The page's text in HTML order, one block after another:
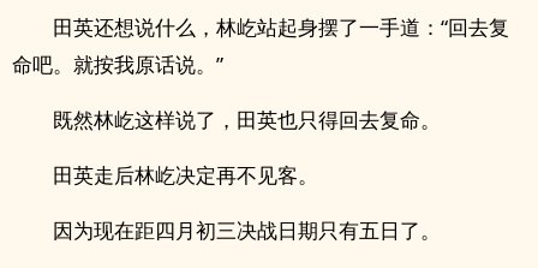
田英还想说什么，林屹站起身摆了一手道：“回去复
命吧。就按我原话说。”
既然林屹这样说了，田英也只得回去复命。
田英走后林屹决定再不见客。
因为现在距四月初三决战日期只有五日了。